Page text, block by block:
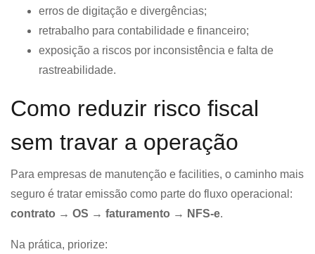
erros de digitação e divergências;
retrabalho para contabilidade e financeiro;
exposição a riscos por inconsistência e falta de
rastreabilidade.
Como reduzir risco fiscal
sem travar a operação
Para empresas de manutenção e facilities, o caminho mais
seguro é tratar emissão como parte do fluxo operacional:
contrato → OS → faturamento → NFS-e.
Na prática, priorize: